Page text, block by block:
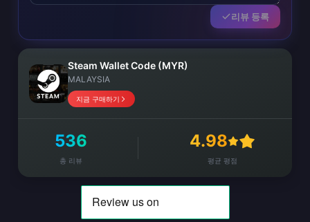
리뷰 등록
Steam Wallet Code (MYR)
MALAYSIA
지금 구매하기
536
총 리뷰
4.98
평균 평점